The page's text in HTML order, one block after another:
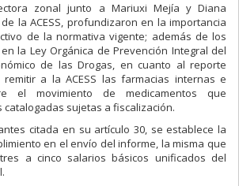
zonal junto a Mariuxi Mejía y Diana
la ACESS, profundizaron en la importancia
de la normativa vigente; además de los
la Ley Orgánica de Prevención Integral del
de las Drogas, en cuanto al reporte
a la ACESS las farmacias internas e
el movimiento de medicamentos que
sujetas a fiscalización.
citada en su artículo 30, se establece la
en el envío del informe, la misma que
a cinco salarios básicos unificados del